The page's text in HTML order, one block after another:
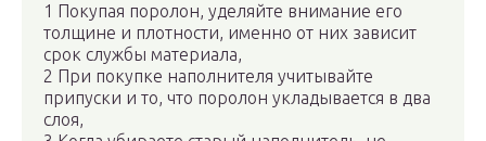
1 Покупая поролон, уделяйте внимание его
толщине и плотности, именно от них зависит
срок службы материала,
2 При покупке наполнителя учитывайте
припуски и то, что поролон укладывается в два
слоя,